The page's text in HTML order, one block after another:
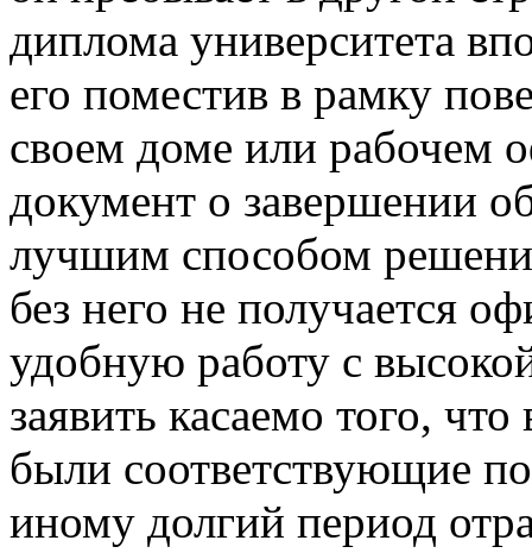
диплома университета
его поместив в рамку
своем доме или рабочем
документ о завершении
лучшим способом
без него не получается
удобную работу с
заявить касаемо того,
были соответствующие
иному долгий период